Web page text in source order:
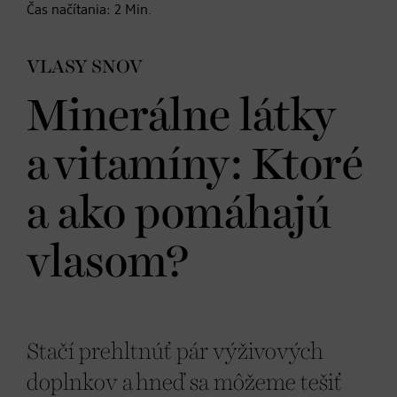
Čas načítania: 2 Min.
VLASY SNOV
Minerálne látky
a vitamíny: Ktoré
a ako pomáhajú
vlasom?
Stačí prehltnúť pár výživových
doplnkov a hneď sa môžeme tešiť